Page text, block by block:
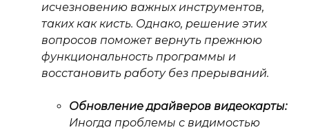
исчезновению важных инструментов,
таких как кисть. Однако, решение этих
вопросов поможет вернуть прежнюю
функциональность программы и
восстановить работу без прерываний.
Обновление драйверов видеокарты:
Иногда проблемы с видимостью